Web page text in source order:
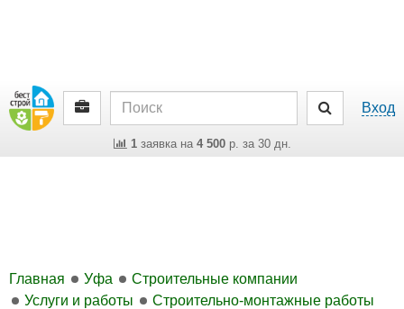
Вход
1заявка на 4 500р. за 30 дн.
Главная Уфа
Строительные компании
Услуги и работы
Строительно-монтажные работы